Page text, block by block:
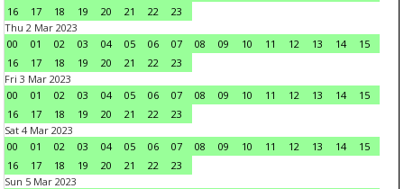
16
17 18 19 20 21 22
23
Thu 2 Mar 2023
00
01 02 03 04 05 06 07 08 09 10 11 12 13 14
15
16
17 18 19 20 21 22
23
Fri 3 Mar 2023
00
01 02 03 04 05 06 07 08 09 10 11 12 13 14
15
16
17 18 19 20 21 22
23
Sat 4 Mar 2023
00
01 02 03 04 05 06 07 08 09 10 11 12 13 14
15
16
17 18 19 20 21 22
23
Sun 5 Mar 2023